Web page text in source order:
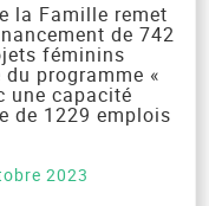
la Famille remet
de 742
féminins
programme «
une capacité
de 1229 emplois
2023